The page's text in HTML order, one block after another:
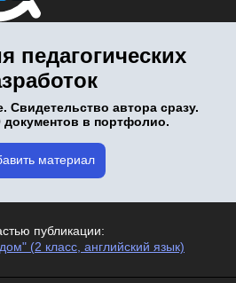
педагогических
Свидетельство автора сразу.
документов в портфолио.
материал
публикации:
(2 класс, английский язык)